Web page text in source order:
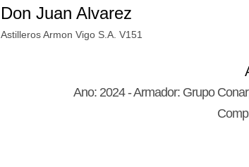
Don Juan Alvarez
Astilleros Armon Vigo S.A. V151
Ano: 2024 - Armador: Grupo